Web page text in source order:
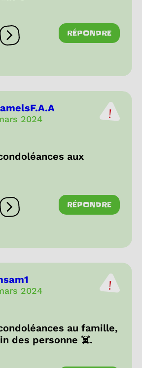
Ouvrir les réactions
RÉPONDRE
2024
aux
Ouvrir les réactions
RÉPONDRE
2024
au famille,
des personne ☠️.